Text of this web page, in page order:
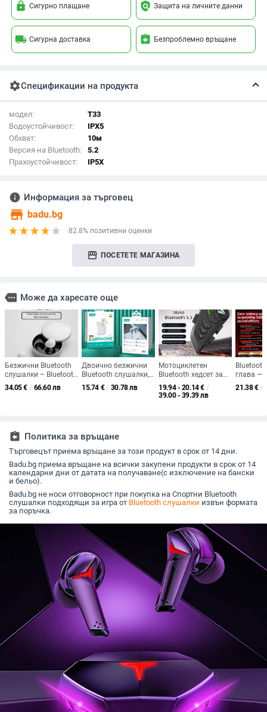
lock Сигурно плащане policy Защита на личните данни
local_shipping Сигурна доставка assignment_return Безпроблемно връщане
settingsСпецификации на продукта
модел:
T33
Водоустойчивост:
IPX5
Обхват:
10м
Версия на Bluetooth:
5.2
Прахоустойчивост:
IP5X
info Информация за търговец
store badu.bg
82.8% позитивни оценки
storefront ПОСЕТЕТЕ МАГАЗИНА
more Може да харесате още
Безжични Bluetooth
слушалки – Bluetooth
5.0, двуканално
стерео, обхват 10 м,
34.05€ / 66.60 лв
Двоично безжични
Bluetooth слушалки, в
ушен дизайн,
Bluetooth 5.0, обхват
15.74 € / 30.78 лв
Мотоциклетен
Bluetooth хедсет за
каска —
интелигентно
19.94 - 20.14€ /
39.00 - 39.39 лв
глава —
обхват
над 8 ч,
21.38€ /
assignment_return Политика за връщане
Търговецът приема връщане за този продукт в срок от 14 дни.
Badu.bg приема връщане на всички закупени продукти в срок от 14
календарни дни от датата на получаване(с изключение на бански
и бельо).
Badu.bg не носи отговорност при покупка на Спортни Bluetooth
слушалки подходящи за игра от Bluetooth слушалки извън формата
за поръчка.